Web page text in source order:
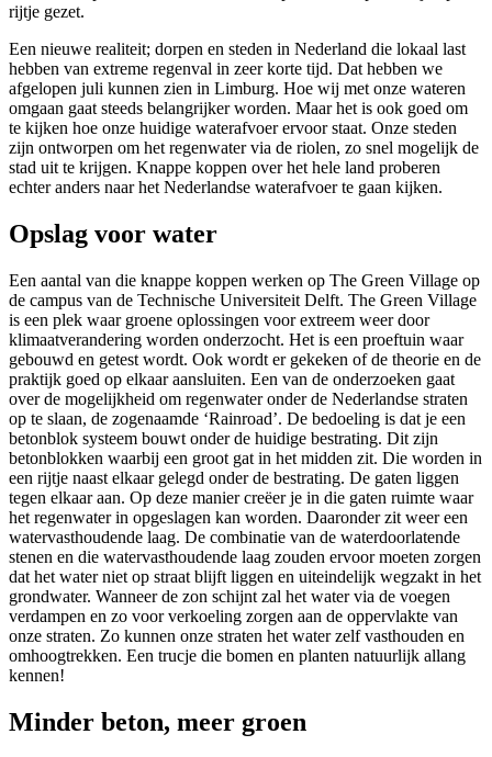
rijtje gezet.
Een nieuwe realiteit; dorpen en steden in Nederland die lokaal last
hebben van extreme regenval in zeer korte tijd. Dat hebben we
afgelopen juli kunnen zien in Limburg. Hoe wij met onze wateren
omgaan gaat steeds belangrijker worden. Maar het is ook goed om
te kijken hoe onze huidige waterafvoer ervoor staat. Onze steden
zijn ontworpen om het regenwater via de riolen, zo snel mogelijk de
stad uit te krijgen. Knappe koppen over het hele land proberen
echter anders naar het Nederlandse waterafvoer te gaan kijken.
Opslag voor water
Een aantal van die knappe koppen werken op The Green Village op
de campus van de Technische Universiteit Delft. The Green Village
is een plek waar groene oplossingen voor extreem weer door
klimaatverandering worden onderzocht. Het is een proeftuin waar
gebouwd en getest wordt. Ook wordt er gekeken of de theorie en de
praktijk goed op elkaar aansluiten. Een van de onderzoeken gaat
over de mogelijkheid om regenwater onder de Nederlandse straten
op te slaan, de zogenaamde ‘Rainroad’. De bedoeling is dat je een
betonblok systeem bouwt onder de huidige bestrating. Dit zijn
betonblokken waarbij een groot gat in het midden zit. Die worden in
een rijtje naast elkaar gelegd onder de bestrating. De gaten liggen
tegen elkaar aan. Op deze manier creëer je in die gaten ruimte waar
het regenwater in opgeslagen kan worden. Daaronder zit weer een
watervasthoudende laag. De combinatie van de waterdoorlatende
stenen en die watervasthoudende laag zouden ervoor moeten zorgen
dat het water niet op straat blijft liggen en uiteindelijk wegzakt in het
grondwater. Wanneer de zon schijnt zal het water via de voegen
verdampen en zo voor verkoeling zorgen aan de oppervlakte van
onze straten. Zo kunnen onze straten het water zelf vasthouden en
omhoogtrekken. Een trucje die bomen en planten natuurlijk allang
kennen!
Minder beton, meer groen